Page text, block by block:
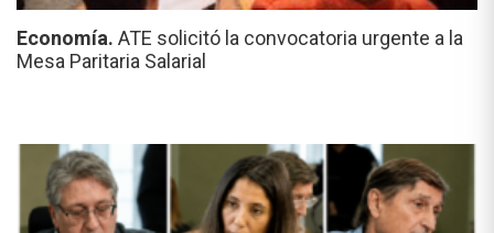
Economía. ATE solicitó la convocatoria urgente a la
Mesa Paritaria Salarial